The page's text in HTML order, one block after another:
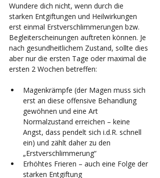
Wundere dich nicht, wenn durch die
starken Entgiftungen und Heilwirkungen
erst einmal Erstverschlimmerungen bzw.
Begleiterscheinungen auftreten können. Je
nach gesundheitlichem Zustand, sollte dies
aber nur die ersten Tage oder maximal die
ersten 2 Wochen betreffen:
Magenkrämpfe (der Magen muss sich
erst an diese offensive Behandlung
gewöhnen und eine Art
Normalzustand erreichen – keine
Angst, dass pendelt sich i.d.R. schnell
ein) und zählt daher zu den
„Erstverschlimmerung“
Erhöhtes Frieren – auch eine Folge der
starken Entgiftung